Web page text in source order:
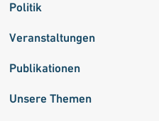
Politik
Veranstaltungen
Publikationen
Unsere Themen